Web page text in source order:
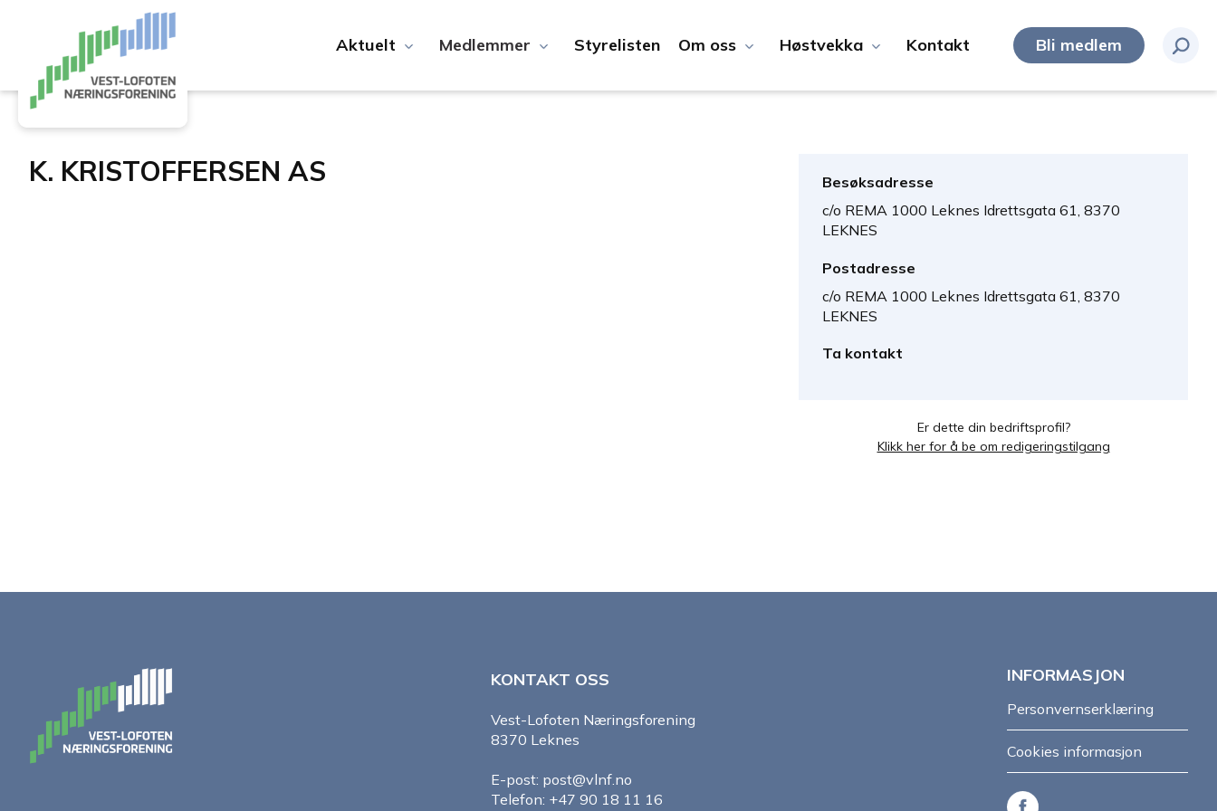
Bli medlem
Aktuelt Medlemmer Styrelisten Om oss Høstvekka Kontakt
K. KRISTOFFERSEN AS
Besøksadresse
c/o REMA 1000 Leknes Idrettsgata 61, 8370
LEKNES
Postadresse
c/o REMA 1000 Leknes Idrettsgata 61, 8370
LEKNES
Ta kontakt
Er dette din bedriftsprofil?
Klikk her for å be om redigeringstilgang
KONTAKT OSS
Vest-Lofoten Næringsforening
8370 Leknes
E-post: post@vlnf.no
Telefon: +47 90 18 11 16
INFORMASJON
Personvernserklæring
Cookies informasjon